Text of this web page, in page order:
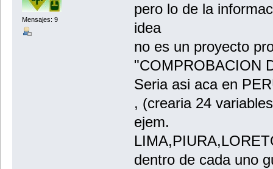
Mensajes: 9
pero lo de la
idea
no es un proyecto
"COMPROBACION
Seria asi aca en
, (crearia 24
ejem.
dentro de cada uno